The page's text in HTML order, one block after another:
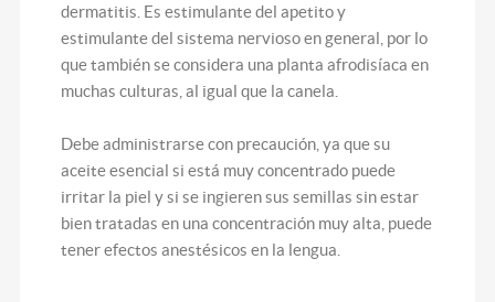
dermatitis. Es estimulante del apetito y
estimulante del sistema nervioso en general, por lo
que también se considera una planta afrodisíaca en
muchas culturas, al igual que la canela.
Debe administrarse con precaución, ya que su
aceite esencial si está muy concentrado puede
irritar la piel y si se ingieren sus semillas sin estar
bien tratadas en una concentración muy alta, puede
tener efectos anestésicos en la lengua.